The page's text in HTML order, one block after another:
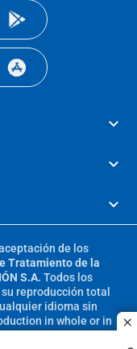
de los
Tratamiento de la
S.A. Todos los
reproducción total
idioma sin
in whole or in